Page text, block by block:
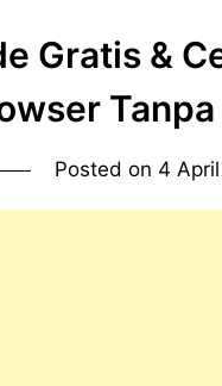
Gratis &
Posted on 4